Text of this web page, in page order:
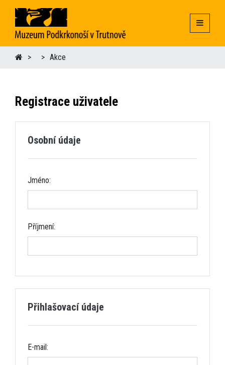
Akce
Registrace uživatele
Osobní údaje
Jméno:
Příjmení:
Přihlašovací údaje
E-mail: